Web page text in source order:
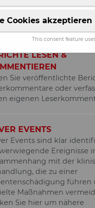
Cookies akzeptieren
This consent feature
LESEN &
Sie veröffentlichte
oder
eigenen
EVENTS
Events sind klar
Ereignisse
mit der
die zu einer
führen
Maßnahmen
Sie hier um nähere